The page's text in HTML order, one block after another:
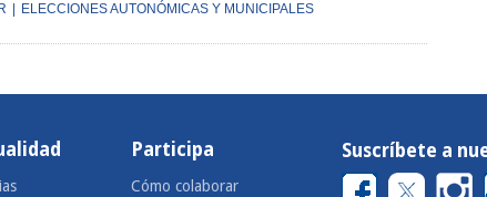
ELECCIONES AUTONÓMICAS Y MUNICIPALES
Participa
Cómo colaborar
Suscríbete a